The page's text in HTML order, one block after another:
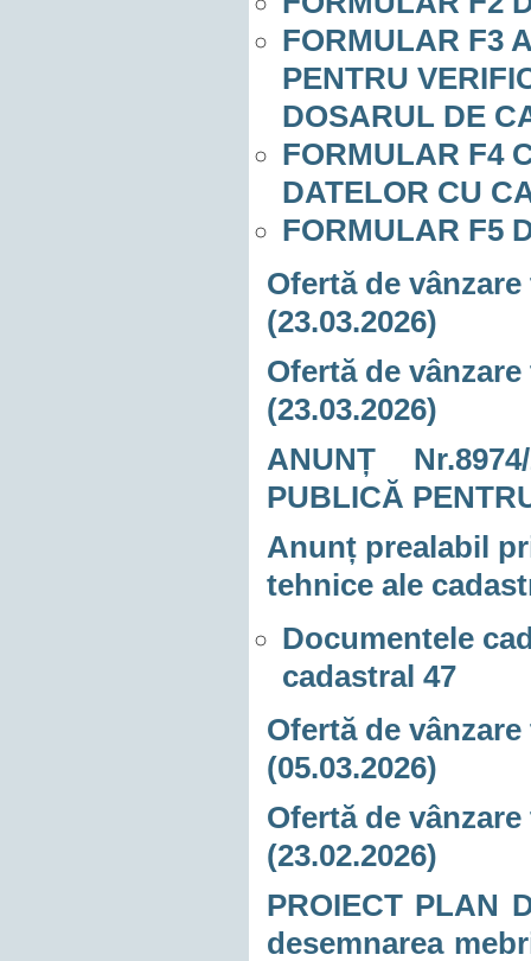
FORMULAR F3
PENTRU
DOSARUL DE
FORMULAR F4
DATELOR CU
FORMULAR F5
Ofertă de
(23.03.2026)
Ofertă de
(23.03.2026)
ANUNȚ
PUBLICĂ
Anunț prealabil
tehnice ale
Documentele
cadastral 47
Ofertă de
(05.03.2026)
Ofertă de
(23.02.2026)
PROIECT PLAN
desemnarea